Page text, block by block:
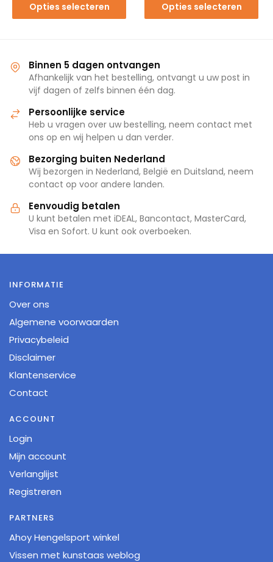
Opties selecteren Opties selecteren
Binnen 5 dagen ontvangen
Afhankelijk van het bestelling, ontvangt u uw post in
vijf dagen of zelfs binnen één dag.
Persoonlijke service
Heb u vragen over uw bestelling, neem contact met
ons op en wij helpen u dan verder.
Bezorging buiten Nederland
Wij bezorgen in Nederland, België en Duitsland, neem
contact op voor andere landen.
Eenvoudig betalen
U kunt betalen met iDEAL, Bancontact, MasterCard,
Visa en Sofort. U kunt ook overboeken.
INFORMATIE
Over ons
Algemene voorwaarden
Privacybeleid
Disclaimer
Klantenservice
Contact
ACCOUNT
Login
Mijn account
Verlanglijst
Registreren
PARTNERS
Ahoy Hengelsport winkel
Vissen met kunstaas weblog